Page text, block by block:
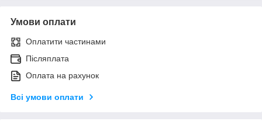
Умови оплати
Оплатити частинами
Післяплата
Оплата на рахунок
Всі умови оплати